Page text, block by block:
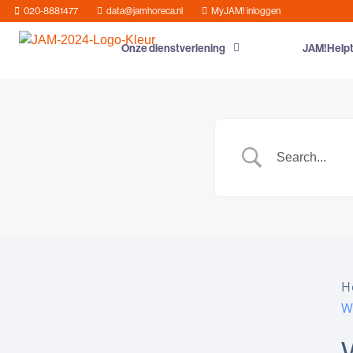
020-8881477 data@jamhoreca.nl MyJAM! inloggen
Onze dienstverlening JAM!Helpt